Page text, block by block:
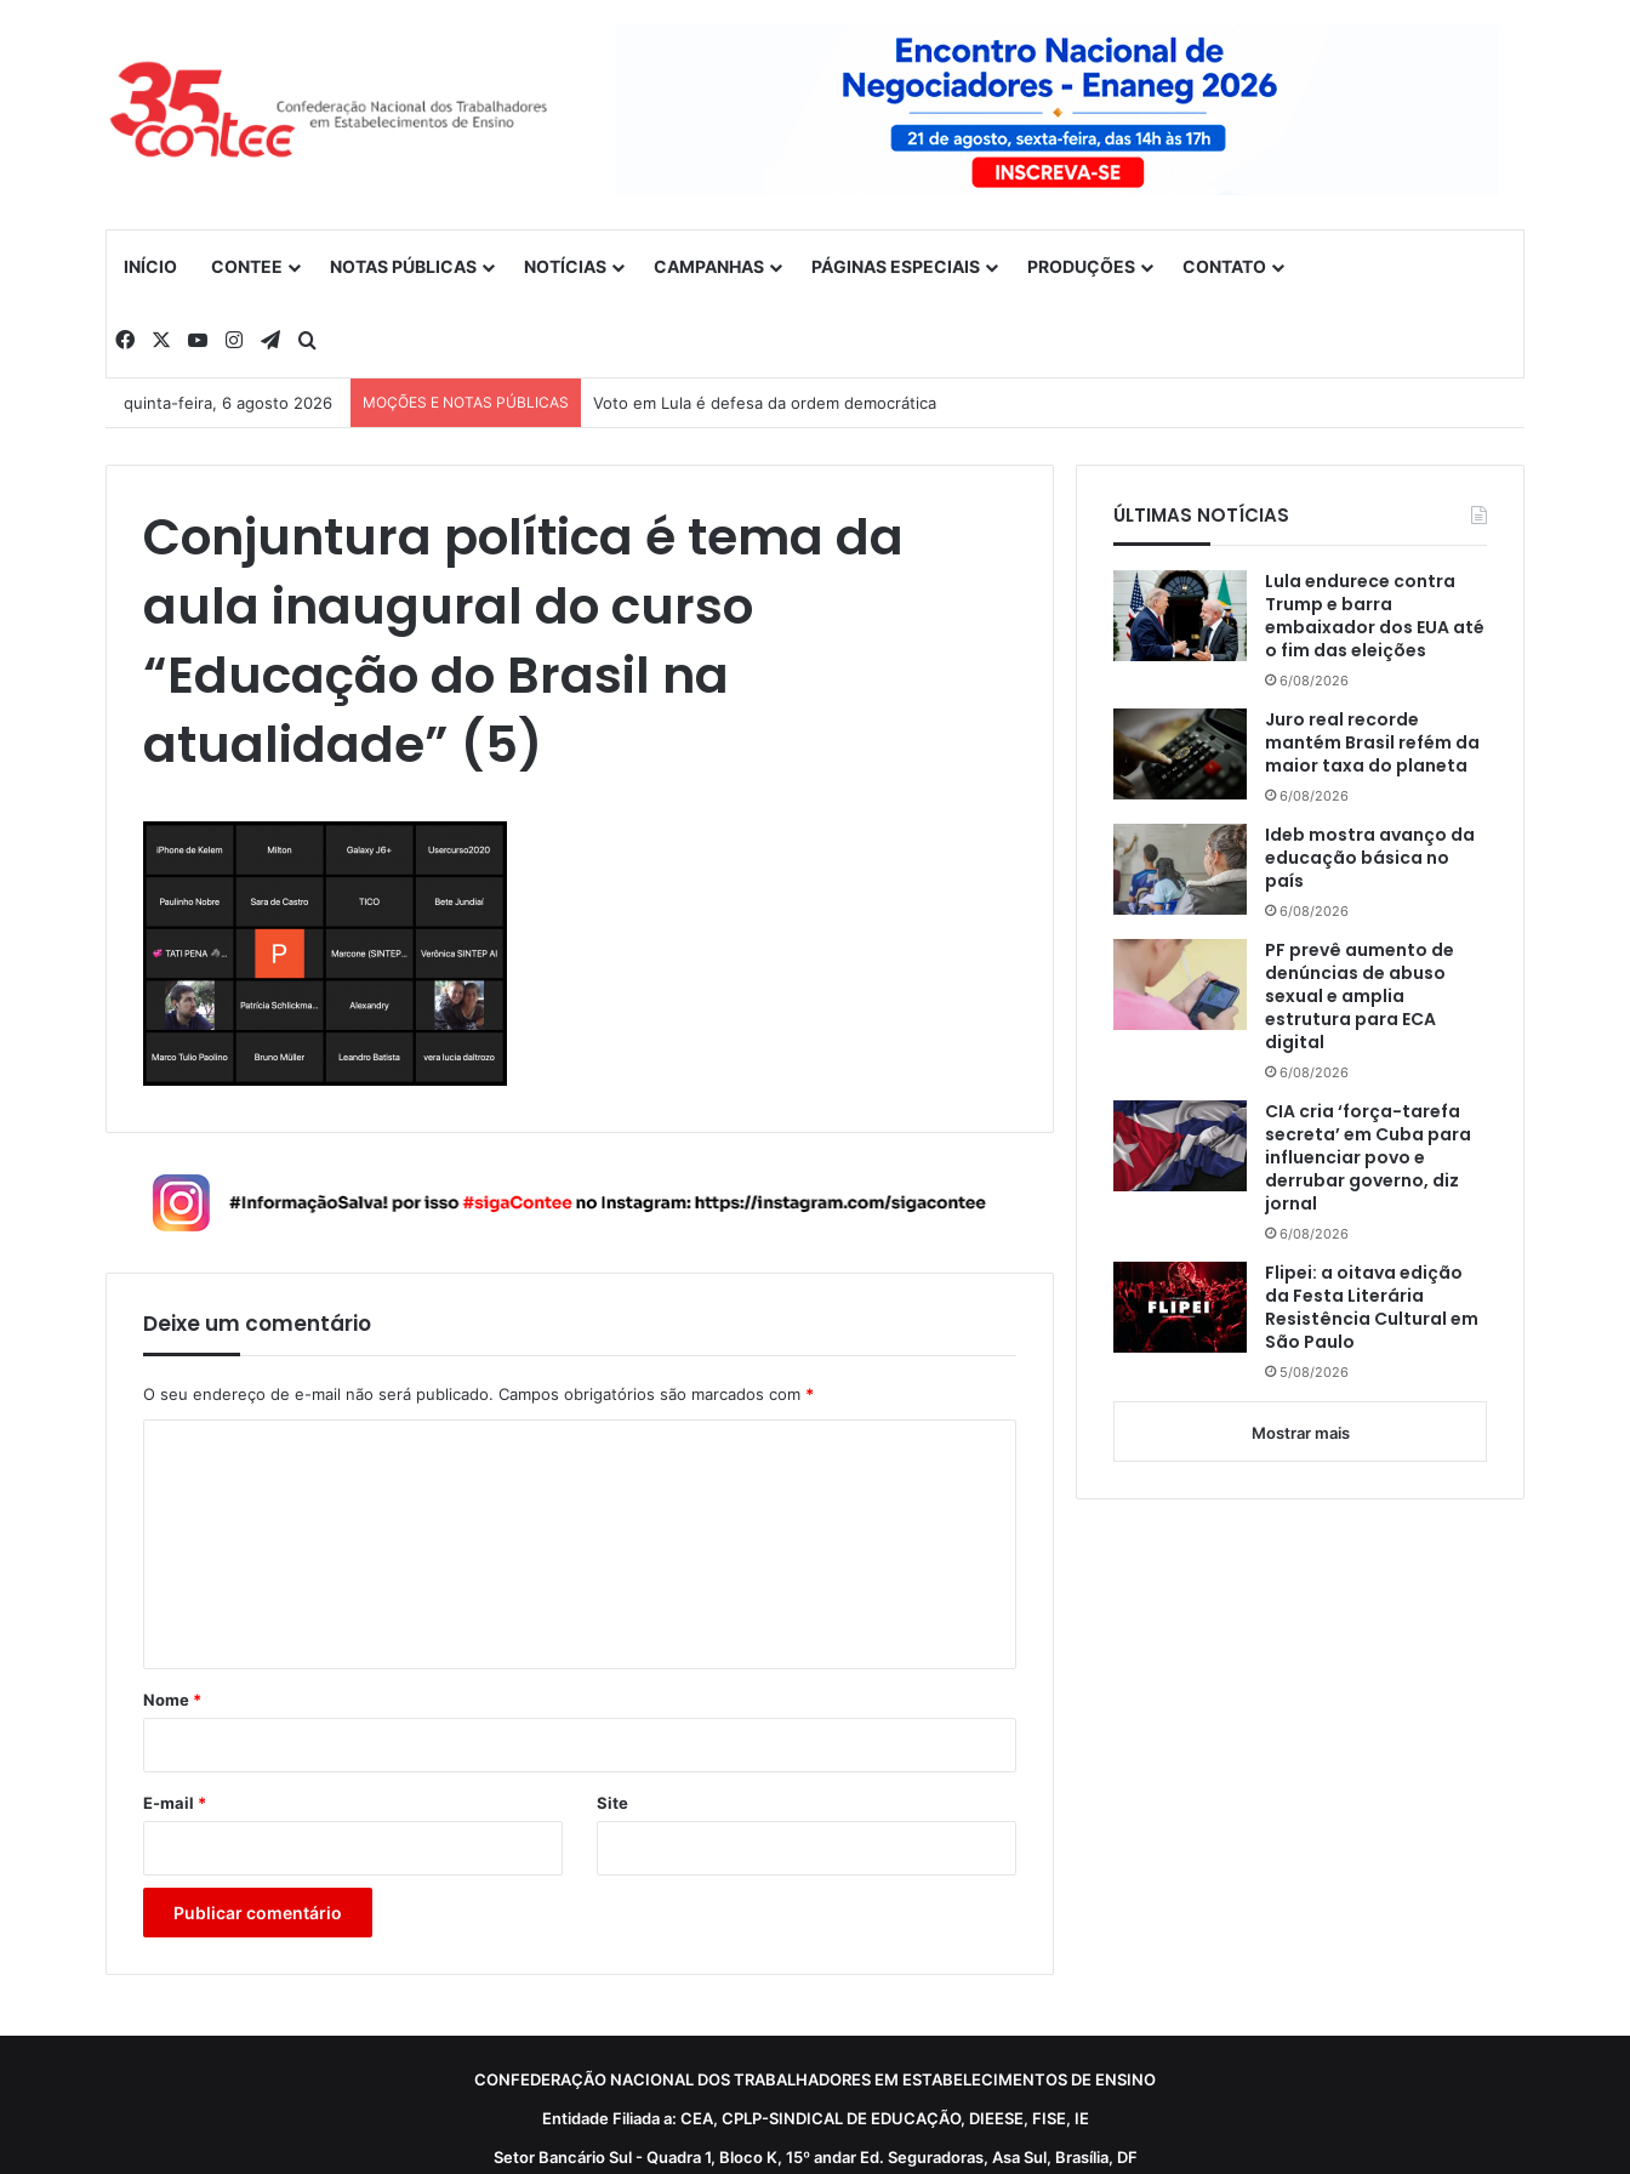
INÍCIO CONTEE NOTAS PÚBLICAS NOTÍCIAS CAMPANHAS PÁGINAS ESPECIAIS PRODUÇÕES CONTATO
Facebook YouTubeInstagramTelegram
quinta-feira, 6 agosto 2026 MOÇÕES E NOTAS PÚBLICAS Voto em Lula é defesa da ordem democrática
Conjuntura política é tema da
aula inaugural do curso
“Educação do Brasil na
atualidade” (5)
Deixe um comentário
O seu endereço de e-mail não será publicado. Campos obrigatórios são marcados com *
r
*
Nome *
E-mail * Site
ÚLTIMAS NOTÍCIAS
Lula endurece contra
Trump e barra
embaixador dos EUA até
o fim das eleições
6/08/2026
Juro real recorde
mantém Brasil refém da
maior taxa do planeta
6/08/2026
Ideb mostra avanço da
educação básica no
país
6/08/2026
PF prevê aumento de
denúncias de abuso
sexual e amplia
estrutura para ECA
digital
6/08/2026
CIA cria ‘força-tarefa
secreta’ em Cuba para
influenciar povo e
derrubar governo, diz
jornal
6/08/2026
Flipei: a oitava edição
da Festa Literária
Resistência Cultural em
São Paulo
5/08/2026
Mostrar mais
CONFEDERAÇÃO NACIONAL DOS TRABALHADORES EM ESTABELECIMENTOS DE ENSINO
Entidade Filiada a: CEA, CPLP-SINDICAL DE EDUCAÇÃO, DIEESE, FISE, IE
Setor Bancário Sul - Quadra 1, Bloco K, 15º andar Ed. Seguradoras, Asa Sul, Brasília, DF